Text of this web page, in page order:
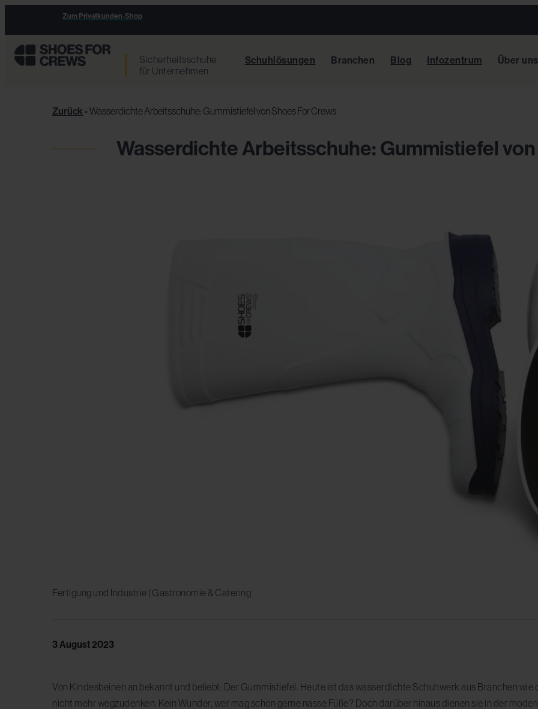
Zum Privatkunden-Shop
Sicherheitsschuhe
für Unternehmen
Schuhlösungen Branchen Blog Infozentrum Über uns
Zurück »Wasserdichte Arbeitsschuhe: Gummistiefel von Shoes For Crews
Wasserdichte Arbeitsschuhe: Gummistiefel
Fertigung und Industrie | Gastronomie & Catering
3 August 2023
Von Kindesbeinen an bekannt und beliebt: Der Gummistiefel. Heute ist das wasserdichte Schuhwerk aus Branchen
nicht mehr wegzudenken. Kein Wunder, wer mag schon gerne nasse Füße? Doch darüber hinaus dienen sie in der